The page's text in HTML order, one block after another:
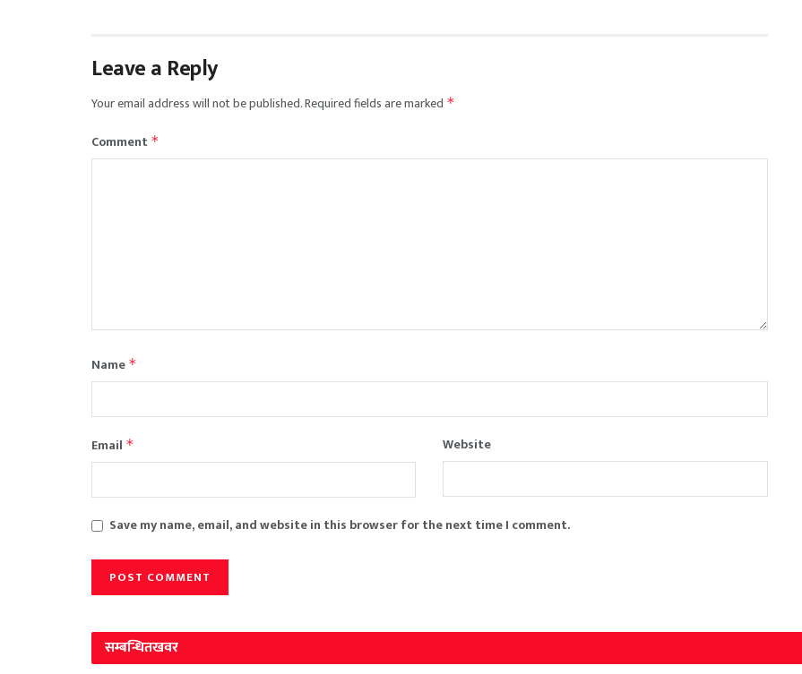
Leave a Reply
Your email address will not be published.Required fields are marked *
Comment *
Name *
Email * Website
Save my name, email, and website in this browser for the next time I comment.
सम्बन्धितखवर